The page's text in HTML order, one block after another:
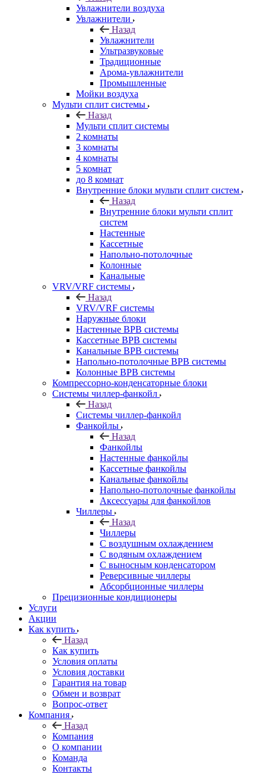
Увлажнители воздуха
Увлажнители
Назад
Увлажнители
Ультразвуковые
Традиционные
Арома-увлажнители
Промышленные
Мойки воздуха
Мульти сплит системы
Назад
Мульти сплит системы
2 комнаты
3 комнаты
4 комнаты
5 комнат
до 8 комнат
Внутренние блоки мульти сплит систем
Назад
Внутренние блоки мульти сплит
систем
Настенные
Кассетные
Напольно-потолочные
Колонные
Канальные
VRV/VRF системы
Назад
VRV/VRF системы
Наружные блоки
Настенные ВРВ системы
Кассетные ВРВ системы
Канальные ВРВ системы
Напольно-потолочные ВРВ системы
Колонные ВРВ системы
Компрессорно-конденсаторные блоки
Системы чиллер-фанкойл
Назад
Системы чиллер-фанкойл
Фанкойлы
Назад
Фанкойлы
Настенные фанкойлы
Кассетные фанкойлы
Канальные фанкойлы
Напольно-потолочные фанкойлы
Аксессуары для фанкойлов
Чиллеры
Назад
Чиллеры
С воздушным охлаждением
С водяным охлаждением
С выносным конденсатором
Реверсивные чиллеры
Абсорбционные чиллеры
Прецизионные кондиционеры
Услуги
Акции
Как купить
Назад
Как купить
Условия оплаты
Условия доставки
Гарантия на товар
Обмен и возврат
Вопрос-ответ
Компания
Назад
Компания
О компании
Команда
Контакты